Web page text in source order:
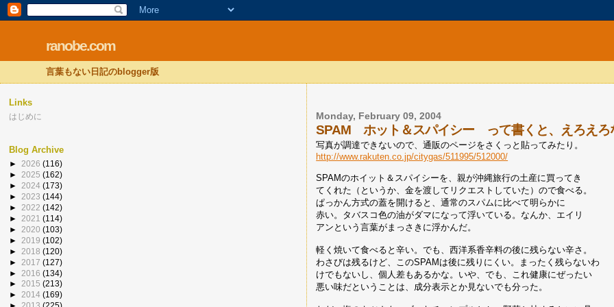
ranobe.com
言葉もない日記のblogger版
Monday, February 09, 2004
SPAM ホット＆スパイシー って書くと、えろえろ
写真が調達できないので、通販のページをさくっと貼ってみたり。
http://www.rakuten.co.jp/citygas/511995/512000/
SPAMのホイット＆スパイシーを、親が沖縄旅行の土産に買ってき
てくれた（というか、金を渡してリクエストしていた）ので食べる。
ぱっかん方式の蓋を開けると、通常のスパムに比べて明らかに
赤い。タバスコ色の油がダマになって浮いている。なんか、エイリ
アンという言葉がまっさきに浮かんだ。
軽く焼いて食べると辛い。でも、西洋系香辛料の後に残らない辛さ。
わさびは残るけど、このSPAMは後に残りにくい。まったく残らないわ
けでもないし、個人差もあるかな。いや、でも、これ健康にぜったい
悪い味だということは、成分表示とか見ないでも分った。
Links
はじめに
Blog Archive
► 2026 (116)
► 2025 (162)
► 2024 (173)
► 2023 (144)
► 2022 (142)
► 2021 (114)
► 2020 (103)
► 2019 (102)
► 2018 (120)
► 2017 (127)
► 2016 (134)
► 2015 (213)
► 2014 (169)